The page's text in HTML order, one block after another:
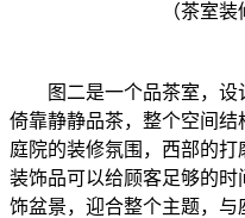
（茶室
图二是一个品茶室，
倚靠静静品茶，整个空间
庭院的装修氛围，西部的
装饰品可以给顾客足够的
饰盆景，迎合整个主题，